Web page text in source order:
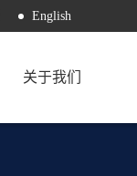
English
关于我们